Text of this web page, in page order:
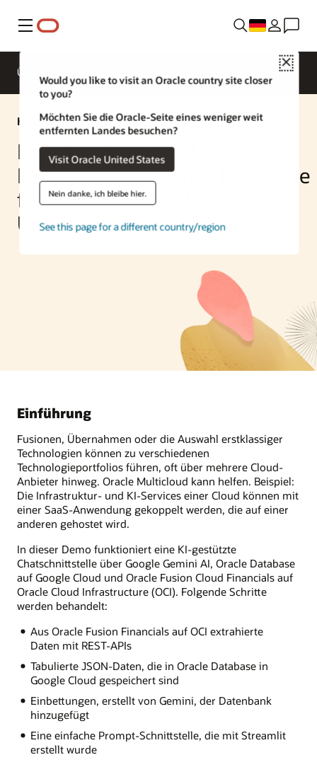
Menü
Close
Would you like to visit an Oracle country site closer
to you?
Möchten Sie die Oracle-Seite eines weniger weit
entfernten Landes besuchen?
Visit Oracle United States
Nein danke, ich bleibe hier.
See this page for a different country/region
Überblick
KI-Lösung
Erstellen Sie eine KI-gestützte
Finanzmanagementschnittstelle
für eine Multicloud-
Umgebung
Einführung
Fusionen, Übernahmen oder die Auswahl erstklassiger
Technologien können zu verschiedenen
Technologieportfolios führen, oft über mehrere Cloud-
Anbieter hinweg. Oracle Multicloud kann helfen. Beispiel:
Die Infrastruktur- und KI-Services einer Cloud können mit
einer SaaS-Anwendung gekoppelt werden, die auf einer
anderen gehostet wird.
In dieser Demo funktioniert eine KI-gestützte
Chatschnittstelle über Google Gemini AI, Oracle Database
auf Google Cloud und Oracle Fusion Cloud Financials auf
Oracle Cloud Infrastructure (OCI). Folgende Schritte
werden behandelt:
Aus Oracle Fusion Financials auf OCI extrahierte
Daten mit REST-APIs
Tabulierte JSON-Daten, die in Oracle Database in
Google Cloud gespeichert sind
Einbettungen, erstellt von Gemini, der Datenbank
hinzugefügt
Eine einfache Prompt-Schnittstelle, die mit Streamlit
erstellt wurde